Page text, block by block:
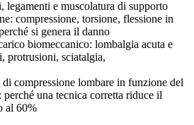
legamenti e muscolatura di supporto
compressione, torsione, flessione in
si genera il danno
biomeccanico: lombalgia acuta e
protrusioni, sciatalgia,
compressione lombare in funzione del
perché una tecnica corretta riduce il
al 60%